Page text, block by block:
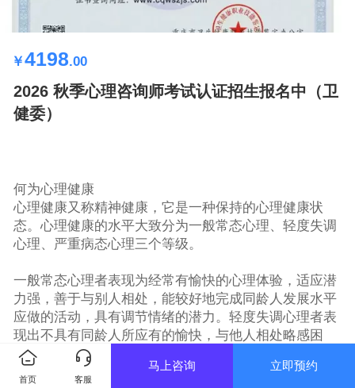
￥4198.00
2026 秋季心理咨询师考试认证招生报名中（卫
健委）
何为心理健康
心理健康又称精神健康，它是一种保持的心理健康状
态。心理健康的水平大致分为一般常态心理、轻度失调
心理、严重病态心理三个等级。
一般常态心理者表现为经常有愉快的心理体验，适应潜
力强，善于与别人相处，能较好地完成同龄人发展水平
应做的活动，具有调节情绪的潜力。轻度失调心理者表
现出不具有同龄人所应有的愉快，与他人相处略感困
难，生活自理有些吃力。严重病态心理表现为严重的心
理适应失调，不能维持正常的生活、工作，如不及时治
首页 客服
马上咨询 立即预约